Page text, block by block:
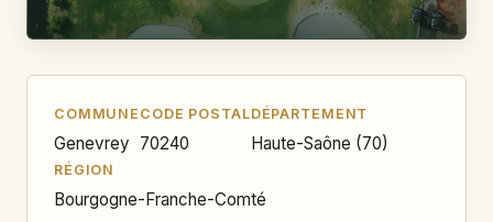
COMMUNE
Genevrey
CODE POSTAL
70240
DÉPARTEMENT
Haute-Saône (70)
RÉGION
Bourgogne-Franche-Comté